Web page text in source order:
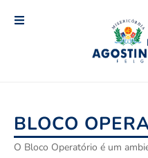
BLOCO
O Bloco Operatório é um